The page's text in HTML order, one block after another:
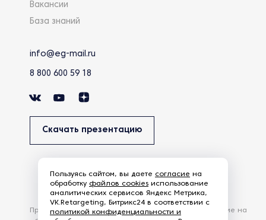
Вакансии
База знаний
info@eg-mail.ru
8 800 600 59 18
Скачать презентацию
Продолжая использовать наш сайт, вы даете согласие на
Пользуясь сайтом, вы даете согласие на
обработку файлов cookies использование
аналитических сервисов Яндекс Метрика,
VK.Retargeting, Битрикс24 в соответствии с
политикой конфиденциальности и